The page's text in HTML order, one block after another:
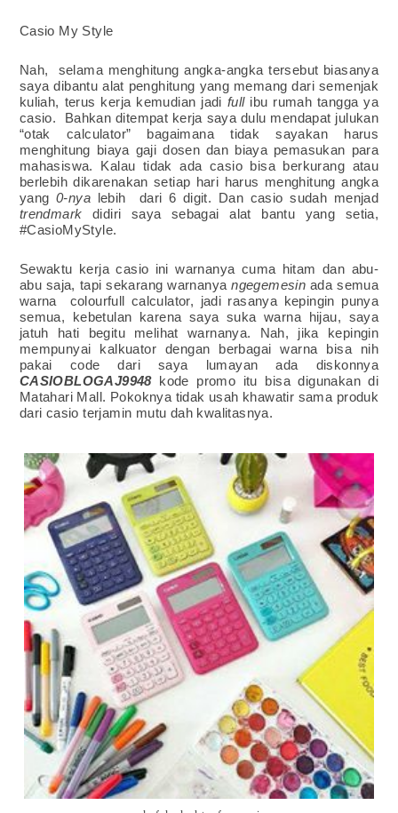
Casio My Style
Nah, selama menghitung angka-angka tersebut biasanya
saya dibantu alat penghitung yang memang dari semenjak
kuliah, terus kerja kemudian jadi fullibu rumah tangga ya
casio.
Bahkan ditempat kerja saya dulu mendapat julukan
“otak calculator” bagaimana tidak sayakan harus
menghitung biaya gaji dosen dan biaya pemasukan para
mahasiswa. Kalau tidak ada casio bisa berkurang atau
berlebih dikarenakan setiap hari harus menghitung angka
yang0-nya lebih
dari 6 digit. Dan casio sudah menjad
trendmark didiri saya sebagai alat bantu yang setia,
#CasioMyStyle.
Sewaktu kerja casio ini warnanya cuma hitam dan abu-
abu saja, tapi sekarang warnanyangegemesin ada semua
warna colourfull calculator, jadi rasanya kepingin punya
semua, kebetulan karena saya suka warna hijau, saya
jatuh hati begitu melihat warnanya. Nah, jika kepingin
mempunyai kalkuator dengan berbagai warna bisa nih
pakai code dari saya lumayan ada diskonnya
CASIOBLOGAJ9948kode promo itu bisa digunakan di
Matahari Mall. Pokoknya tidak usah khawatir sama produk
dari casio terjamin mutu dah kwalitasnya.